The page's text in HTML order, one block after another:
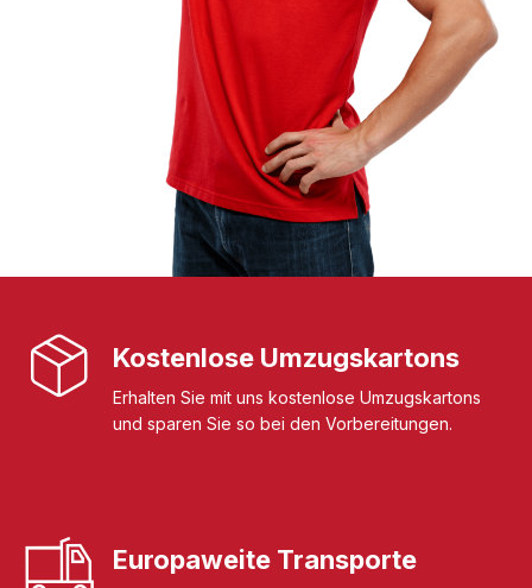
Kostenlose Umzugskartons
Erhalten Sie mit uns kostenlose Umzugskartons
und sparen Sie so bei den Vorbereitungen.
Europaweite Transporte